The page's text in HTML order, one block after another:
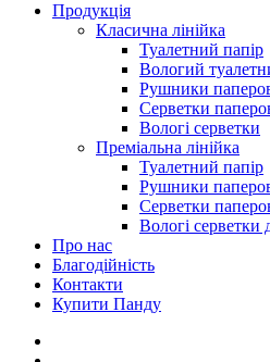
Продукція
Класична лінійка
Туалетний папір
Вологий
Рушники
Серветки
Вологі серветки
Преміальна лінійка
Туалетний папір
Рушники
Cерветки
Вологі серветки
Про нас
Благодійність
Контакти
Купити Панду